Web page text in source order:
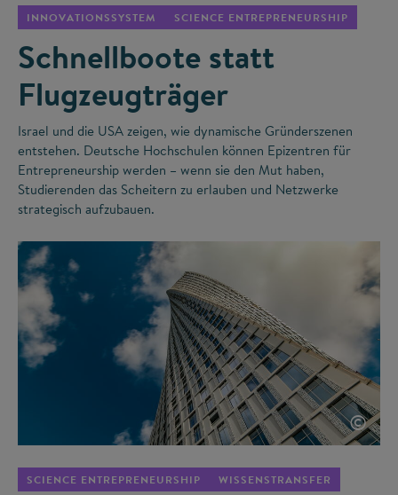
INNOVATIONSSYSTEM SCIENCE ENTREPRENEURSHIP
Schnellboote statt
Flugzeugträger
Israel und die USA zeigen, wie dynamische Gründerszenen
entstehen. Deutsche Hochschulen können Epizentren für
Entrepreneurship werden – wenn sie den Mut haben,
Studierenden das Scheitern zu erlauben und Netzwerke
strategisch aufzubauen.
©
SCIENCE ENTREPRENEURSHIP WISSENSTRANSFER